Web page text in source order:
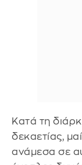
Κατά τη
δεκαετίας,
ανάμεσα σε